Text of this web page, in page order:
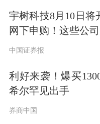
美国独立宏观
Letter最新数据
产管理规模已
史峰值，
800%。杠杆敞
宇树科技8月10日将
网下申购！这些公
中国证券报
利好来袭！爆买
希尔罕见出手
券商中国